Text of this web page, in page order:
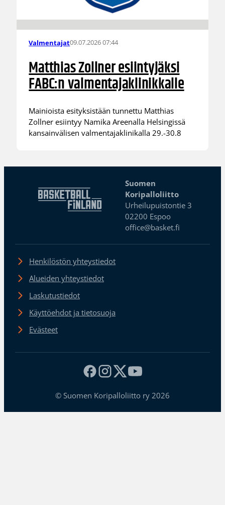
Valmentajat09.07.2026 07:44
Matthias Zollner esiintyjäksi
FABC:n valmentajaklinikkalle
Mainioista esityksistään tunnettu Matthias
Zollner esiintyy Namika Areenalla Helsingissä
kansainvälisen valmentajaklinikalla 29.-30.8
Suomen
Koripalloliitto
Urheilupuistontie 3
02200 Espoo
office@basket.fi
Henkilöstön yhteystiedot
Alueiden yhteystiedot
Laskutustiedot
Käyttöehdot ja tietosuoja
Evästeet
© Suomen Koripalloliitto ry 2026